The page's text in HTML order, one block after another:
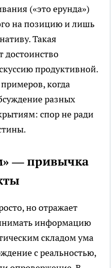
(«это ерунда»)
на позицию и лишь
Такая
достоинство
продуктивной.
когда
разных
спор не ради
— привычка
но отражает
информацию
складом ума
с реальностью,